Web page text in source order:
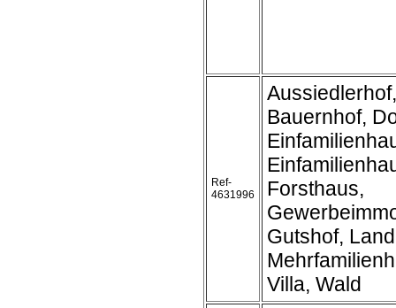
Ref-
4631996
Bauernhof,
Forsthaus,
Gutshof,
Villa, Wald